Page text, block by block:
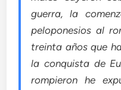
guerra, la
peloponesios al
treinta años que
la conquista de
rompieron he